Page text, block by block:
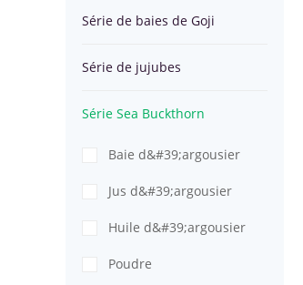
Série de baies de Goji
Série de jujubes
Série Sea Buckthorn
Baie d&#39;argousier
Jus d&#39;argousier
Huile d&#39;argousier
Poudre